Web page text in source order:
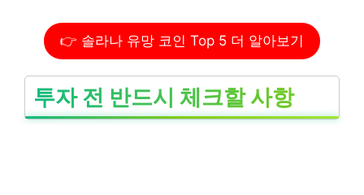
👉 솔라나 유망 코인 Top 5 더 알아보기
투자 전 반드시 체크할 사항